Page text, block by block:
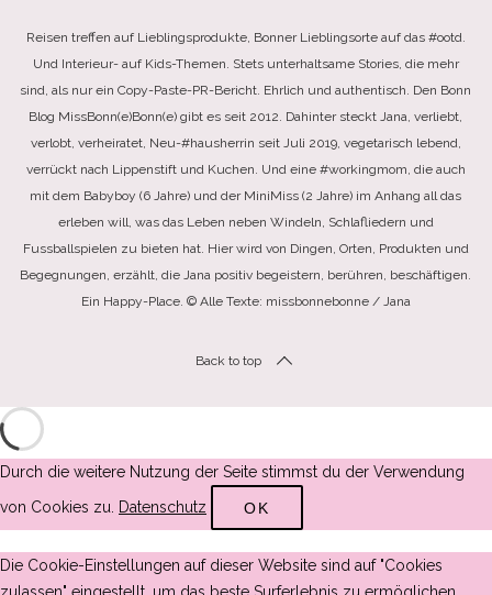
Reisen treffen auf Lieblingsprodukte, Bonner Lieblingsorte auf das #ootd.
Und Interieur- auf Kids-Themen. Stets unterhaltsame Stories, die mehr
sind, als nur ein Copy-Paste-PR-Bericht. Ehrlich und authentisch. Den Bonn
Blog MissBonn(e)Bonn(e) gibt es seit 2012. Dahinter steckt Jana, verliebt,
verlobt, verheiratet, Neu-#hausherrin seit Juli 2019, vegetarisch lebend,
verrückt nach Lippenstift und Kuchen. Und eine #workingmom, die auch
mit dem Babyboy (6 Jahre) und der MiniMiss (2 Jahre) im Anhang all das
erleben will, was das Leben neben Windeln, Schlafliedern und
Fussballspielen zu bieten hat. Hier wird von Dingen, Orten, Produkten und
Begegnungen, erzählt, die Jana positiv begeistern, berühren, beschäftigen.
Ein Happy-Place. © Alle Texte: missbonnebonne / Jana
Back to top
Durch die weitere Nutzung der Seite stimmst du der Verwendung
von Cookies zu. Datenschutz OK
Die Cookie-Einstellungen auf dieser Website sind auf "Cookies